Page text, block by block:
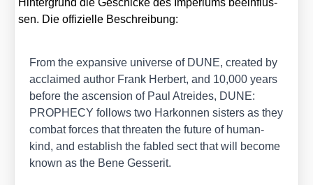
Hin­ter­grund die Geschi­cke des Impe­ri­ums beein­flus­
sen. Die offi­zi­el­le Beschrei­bung:
From the expan­si­ve uni­ver­se of DUNE, crea­ted by
acclai­med aut­hor Frank Her­bert, and 10,000 years
befo­re the ascen­si­on of Paul Atrei­des, DUNE:
PROPHECY fol­lows two Har­kon­nen sis­ters as they
com­bat forces that threa­ten the future of human­
kind, and estab­lish the fab­led sect that will beco­me
known as the Bene Ges­se­rit.